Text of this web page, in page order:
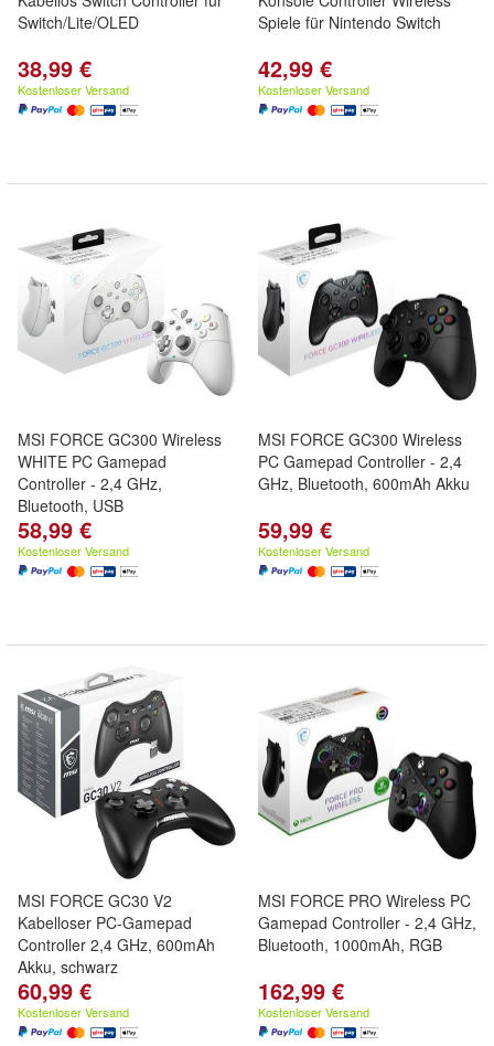
Switch/Lite/OLED
38,99 €
Kostenloser Versand
Spiele für Nintendo Switch
42,99 €
Kostenloser Versand
MSI FORCE GC300 Wireless
WHITE PC Gamepad
Controller - 2,4 GHz,
Bluetooth, USB
58,99 €
Kostenloser Versand
MSI FORCE GC300 Wireless
PC Gamepad Controller - 2,4
GHz, Bluetooth, 600mAh Akku
59,99 €
Kostenloser Versand
MSI FORCE GC30 V2
Kabelloser PC-Gamepad
Controller 2,4 GHz, 600mAh
Akku, schwarz
60,99 €
Kostenloser Versand
MSI FORCE PRO Wireless PC
Gamepad Controller - 2,4 GHz,
Bluetooth, 1000mAh, RGB
162,99 €
Kostenloser Versand